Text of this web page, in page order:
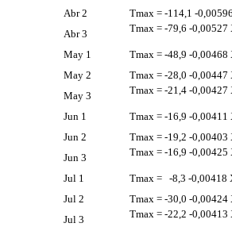
Abr 2
Tmax = -114,1 -
Abr 3
Tmax = -79,6 -0,00527
May 1
Tmax = -48,9 -0,00468
May 2
Tmax = -28,0 -0,00447
May 3
Tmax = -21,4 -0,00427
Jun 1
Tmax = -16,9 -0,00411
Jun 2
Tmax = -19,2 -0,00403
Jun 3
Tmax = -16,9 -0,00425
Jul 1
Tmax = -8,3 -0,00418
Jul 2
Tmax = -30,0 -0,00424
Jul 3
Tmax = -22,2 -0,00413